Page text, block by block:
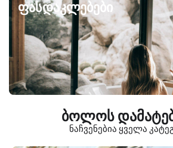
ფასდაკლებები
ბოლოს
ნაჩვენებია ყველა